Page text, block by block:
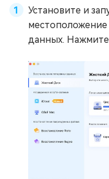
Установите и
местоположение
данных. Нажмите